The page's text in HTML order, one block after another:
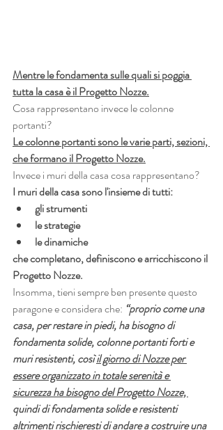
Mentre le fondamenta sulle quali si poggia
tutta la casa è il Progetto Nozze.
Cosa rappresentano invece le colonne
portanti?
Le colonne portanti sono le varie parti, sezioni,
che formano il Progetto Nozze.
Invece i muri della casa cosa rappresentano?
I muri della casa sono l'insieme di tutti:
gli strumenti
le strategie
le dinamiche
che completano, definiscono e arricchiscono il
Progetto Nozze.
Insomma, tieni sempre ben presente questo
paragone e considera che: “proprio come una
casa, per restare in piedi, ha bisogno di
fondamenta solide, colonne portanti forti e
muri resistenti, così il giorno di Nozze per
essere organizzato in totale serenità e
sicurezza ha bisogno del Progetto Nozze,
quindi di fondamenta solide e resistenti
altrimenti rischieresti di andare a costruire una